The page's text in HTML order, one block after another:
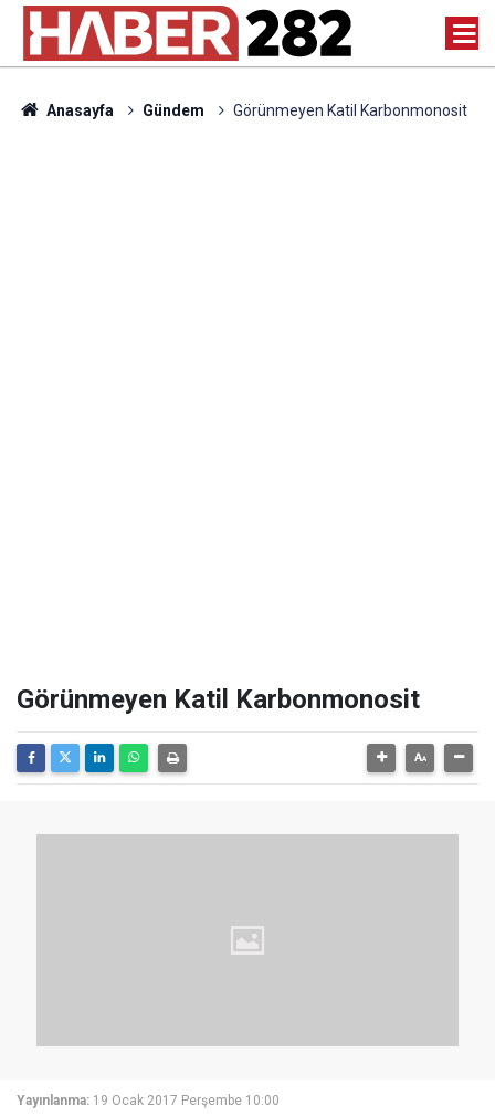
Anasayfa Gündem Görünmeyen Katil Karbonmonosit
Görünmeyen Katil Karbonmonosit
Yayınlanma: 19 Ocak 2017 Perşembe 10:00